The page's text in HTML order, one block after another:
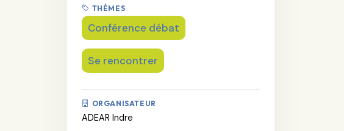
THÈMES
Conférence débat
Se rencontrer
ORGANISATEUR
ADEAR Indre